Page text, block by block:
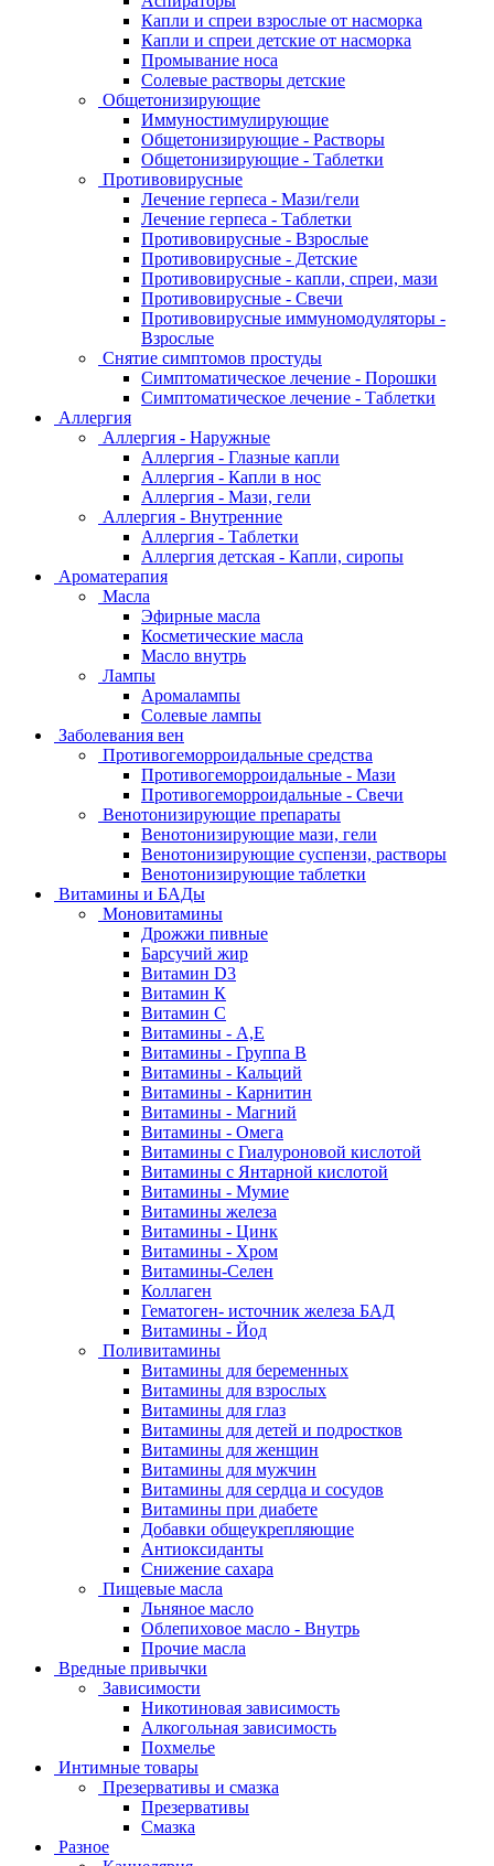
Капли и спреи взрослые от насморка
Капли и спреи детские от насморка
Промывание носа
Солевые растворы детские
Общетонизирующие
Иммуностимулирующие
Общетонизирующие - Растворы
Общетонизирующие - Таблетки
Противовирусные
Лечение герпеса - Мази/гели
Лечение герпеса - Таблетки
Противовирусные - Взрослые
Противовирусные - Детские
Противовирусные - капли, спреи, мази
Противовирусные - Свечи
Противовирусные иммуномодуляторы -
Взрослые
Снятие симптомов простуды
Симптоматическое лечение - Порошки
Симптоматическое лечение - Таблетки
Аллергия
Аллергия - Наружные
Аллергия - Глазные капли
Аллергия - Капли в нос
Аллергия - Мази, гели
Аллергия - Внутренние
Аллергия - Таблетки
Аллергия детская - Капли, сиропы
Ароматерапия
Масла
Эфирные масла
Косметические масла
Масло внутрь
Лампы
Аромалампы
Солевые лампы
Заболевания вен
Противогеморроидальные средства
Противогеморроидальные - Мази
Противогеморроидальные - Свечи
Венотонизирующие препараты
Венотонизирующие мази, гели
Венотонизирующие суспензи, растворы
Венотонизирующие таблетки
Витамины и БАДы
Моновитамины
Дрожжи пивные
Барсучий жир
Витамин D3
Витамин К
Витамин С
Витамины - А,Е
Витамины - Группа В
Витамины - Кальций
Витамины - Карнитин
Витамины - Магний
Витамины - Омега
Витамины с Гиалуроновой кислотой
Витамины с Янтарной кислотой
Витамины - Мумие
Витамины железа
Витамины - Цинк
Витамины - Хром
Витамины-Селен
Коллаген
Гематоген- источник железа БАД
Витамины - Йод
Поливитамины
Витамины для беременных
Витамины для взрослых
Витамины для глаз
Витамины для детей и подростков
Витамины для женщин
Витамины для мужчин
Витамины для сердца и сосудов
Витамины при диабете
Добавки общеукрепляющие
Антиоксиданты
Снижение сахара
Пищевые масла
Льняное масло
Облепиховое масло - Внутрь
Прочие масла
Вредные привычки
Зависимости
Никотиновая зависимость
Алкогольная зависимость
Похмелье
Интимные товары
Презервативы и смазка
Презервативы
Смазка
Разное